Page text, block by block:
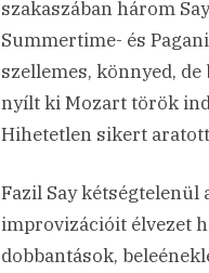
szakaszában három
Summertime- és
szellemes, könnyed,
nyílt ki Mozart török
Hihetetlen sikert aratott
Fazil Say kétségtelenül
improvizációit élvezet
dobbantások,